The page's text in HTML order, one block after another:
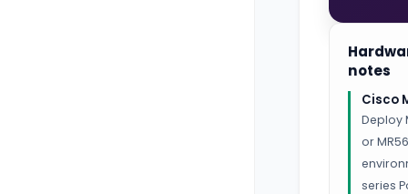
notes
Cisco
Deploy
or
series